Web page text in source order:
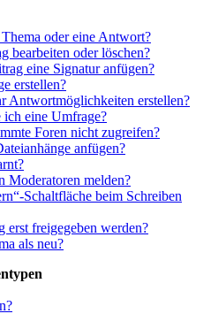
oder eine Antwort?
bearbeiten oder löschen?
eine Signatur anfügen?
erstellen?
Antwortmöglichkeiten erstellen?
ich eine Umfrage?
Foren nicht zugreifen?
anfügen?
Moderatoren melden?
Schaltfläche beim Schreiben
erst freigegeben werden?
als neu?